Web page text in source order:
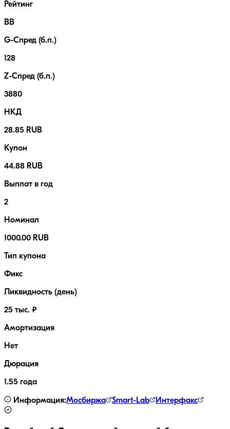
Рейтинг
BB
G-Спред (б.п.)
128
Z-Спред (б.п.)
3880
НКД
28.85 RUB
Купон
44.88 RUB
Выплат в год
2
Номинал
1000.00 RUB
Тип купона
Фикс
Ликвидность (день)
25 тыс. ₽
Амортизация
Нет
Дюрация
1.55 года
Информация:Мосбиржа Smart-Lab Интерфакс